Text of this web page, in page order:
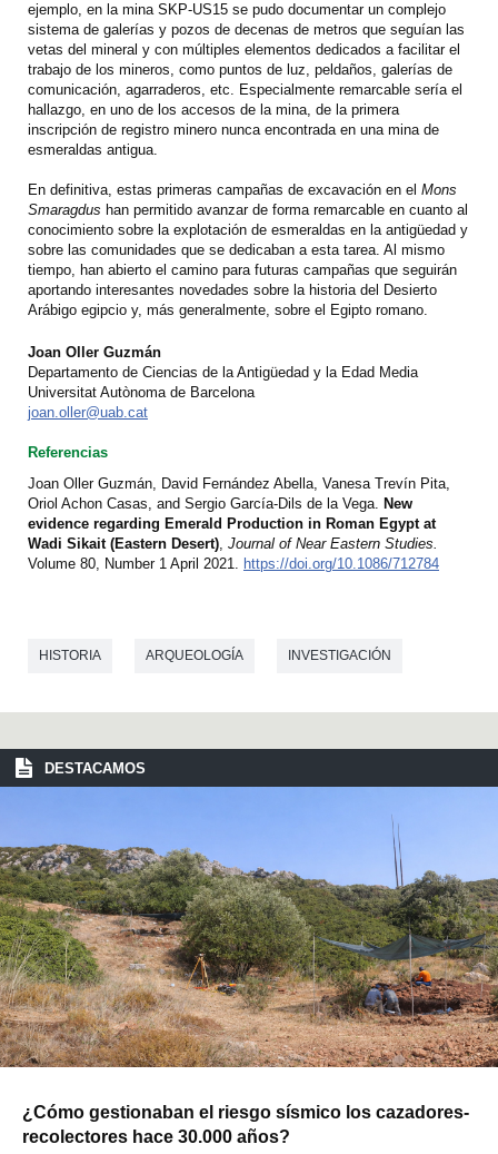
ejemplo, en la mina SKP-US15 se pudo documentar un complejo
sistema de galerías y pozos de decenas de metros que seguían las
vetas del mineral y con múltiples elementos dedicados a facilitar el
trabajo de los mineros, como puntos de luz, peldaños, galerías de
comunicación, agarraderos, etc. Especialmente remarcable sería el
hallazgo, en uno de los accesos de la mina, de la primera
inscripción de registro minero nunca encontrada en una mina de
esmeraldas antigua.
En definitiva, estas primeras campañas de excavación en el Mons
Smaragdus han permitido avanzar de forma remarcable en cuanto al
conocimiento sobre la explotación de esmeraldas en la antigüedad y
sobre las comunidades que se dedicaban a esta tarea. Al mismo
tiempo, han abierto el camino para futuras campañas que seguirán
aportando interesantes novedades sobre la historia del Desierto
Arábigo egipcio y, más generalmente, sobre el Egipto romano.
Joan Oller Guzmán
Departamento de Ciencias de la Antigüedad y la Edad Media
Universitat Autònoma de Barcelona
joan.oller@uab.cat
Referencias
Joan Oller Guzmán, David Fernández Abella, Vanesa Trevín Pita,
Oriol Achon Casas, and Sergio García-Dils de la Vega. New
evidence regarding Emerald Production in Roman Egypt at
Wadi Sikait (Eastern Desert), Journal of Near Eastern Studies.
Volume 80, Number 1 April 2021. https://doi.org/10.1086/712784
HISTORIA ARQUEOLOGÍA INVESTIGACIÓN
DESTACAMOS
¿Cómo gestionaban el riesgo sísmico los cazadores-
recolectores hace 30.000 años?